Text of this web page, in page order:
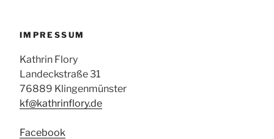
IMPRESSUM
Kathrin Flory
Landeckstraße 31
76889 Klingenmünster
kf@kathrinflory.de
Facebook